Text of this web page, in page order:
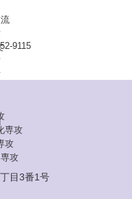
専攻
攻
攻
9115
目3番1号